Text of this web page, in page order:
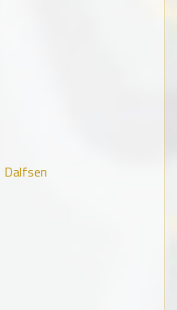
Dalfsen